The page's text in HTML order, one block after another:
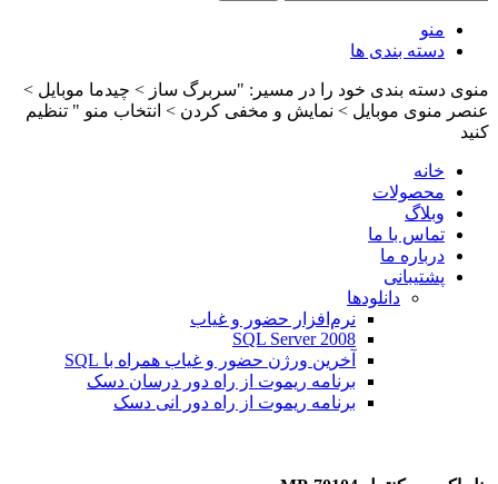
منو
دسته بندی ها
منوی دسته بندی خود را در مسیر: "سربرگ ساز > چیدما موبایل >
عنصر منوی موبایل > نمایش و مخفی کردن > انتخاب منو " تنظیم
کنید
خانه
محصولات
وبلاگ
تماس با ما
درباره ما
پشتیبانی
دانلودها
نرم‌افزار حضور و غیاب
SQL Server 2008
آخرین ورژن حضور و غیاب همراه با SQL
برنامه ریموت از راه دور درسان دسک
برنامه ریموت از راه دور انی دسک